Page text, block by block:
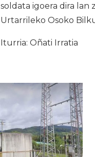
soldata igoera dira lan
Urtarrileko Osoko
Iturria: Oñati Irratia